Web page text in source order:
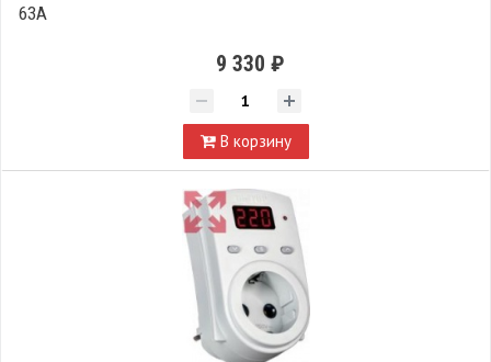
63А
9 330 ₽
В корзину